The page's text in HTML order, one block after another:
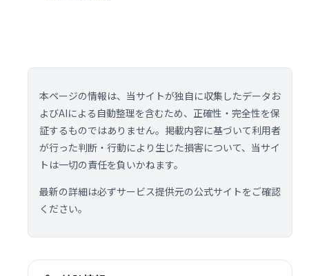
本ページの情報は、当サイトが独自に収集したデータお
よびAIによる自動整理を含むため、正確性・完全性を保
証するものではありません。掲載内容に基づいて利用者
が行った判断・行動により生じた損害について、当サイ
トは一切の責任を負いかねます。
最新の詳細は必ずサービス提供元の公式サイトをご確認
ください。